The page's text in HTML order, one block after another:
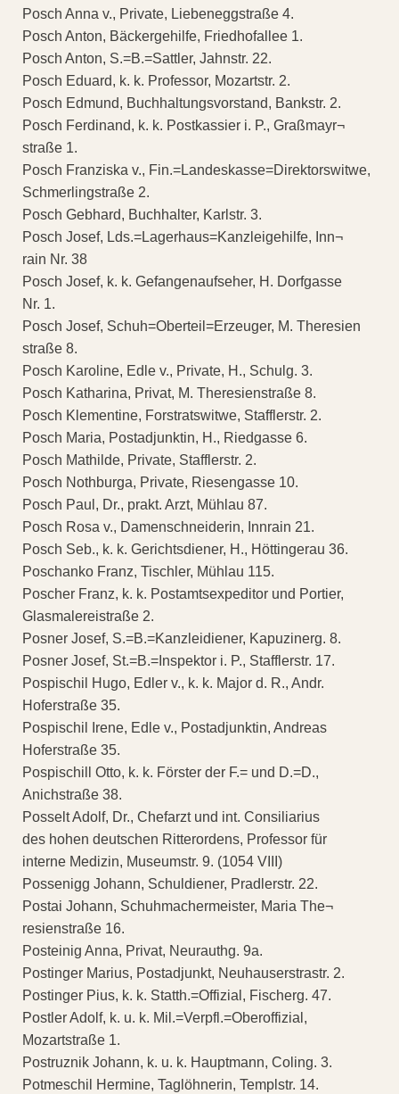
Posch Anna v., Private, Liebeneggstraße 4.
Posch Anton, Bäckergehilfe, Friedhofallee 1.
Posch Anton, S.=B.=Sattler, Jahnstr. 22.
Posch Eduard, k. k. Professor, Mozartstr. 2.
Posch Edmund, Buchhaltungsvorstand, Bankstr. 2.
Posch Ferdinand, k. k. Postkassier i. P., Graßmayr¬
straße 1.
Posch Franziska v., Fin.=Landeskasse=Direktorswitwe,
Schmerlingstraße 2.
Posch Gebhard, Buchhalter, Karlstr. 3.
Posch Josef, Lds.=Lagerhaus=Kanzleigehilfe, Inn¬
rain Nr. 38
Posch Josef, k. k. Gefangenaufseher, H. Dorfgasse
Nr. 1.
Posch Josef, Schuh=Oberteil=Erzeuger, M. Theresien
straße 8.
Posch Karoline, Edle v., Private, H., Schulg. 3.
Posch Katharina, Privat, M. Theresienstraße 8.
Posch Klementine, Forstratswitwe, Stafflerstr. 2.
Posch Maria, Postadjunktin, H., Riedgasse 6.
Posch Mathilde, Private, Stafflerstr. 2.
Posch Nothburga, Private, Riesengasse 10.
Posch Paul, Dr., prakt. Arzt, Mühlau 87.
Posch Rosa v., Damenschneiderin, Innrain 21.
Posch Seb., k. k. Gerichtsdiener, H., Höttingerau 36.
Poschanko Franz, Tischler, Mühlau 115.
Poscher Franz, k. k. Postamtsexpeditor und Portier,
Glasmalereistraße 2.
Posner Josef, S.=B.=Kanzleidiener, Kapuzinerg. 8.
Posner Josef, St.=B.=Inspektor i. P., Stafflerstr. 17.
Pospischil Hugo, Edler v., k. k. Major d. R., Andr.
Hoferstraße 35.
Pospischil Irene, Edle v., Postadjunktin, Andreas
Hoferstraße 35.
Pospischill Otto, k. k. Förster der F.= und D.=D.,
Anichstraße 38.
Posselt Adolf, Dr., Chefarzt und int. Consiliarius
des hohen deutschen Ritterordens, Professor für
interne Medizin, Museumstr. 9. (1054 VIII)
Possenigg Johann, Schuldiener, Pradlerstr. 22.
Postai Johann, Schuhmachermeister, Maria The¬
resienstraße 16.
Posteinig Anna, Privat, Neurauthg. 9a.
Postinger Marius, Postadjunkt, Neuhauserstrastr. 2.
Postinger Pius, k. k. Statth.=Offizial, Fischerg. 47.
Postler Adolf, k. u. k. Mil.=Verpfl.=Oberoffizial,
Mozartstraße 1.
Postruznik Johann, k. u. k. Hauptmann, Coling. 3.
Potmeschil Hermine, Taglöhnerin, Templstr. 14.